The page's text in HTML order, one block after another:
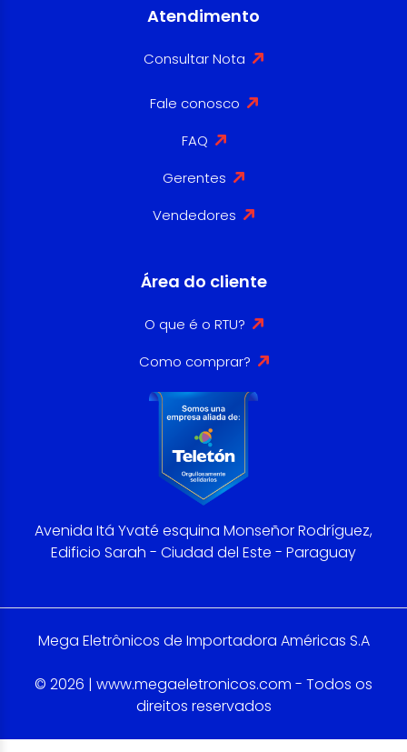
Atendimento
Consultar Nota
Fale conosco
FAQ
Gerentes
Vendedores
Área do cliente
O que é o RTU?
Como comprar?
Avenida Itá Yvaté esquina Monseñor Rodríguez,
Edificio Sarah - Ciudad del Este - Paraguay
Mega Eletrônicos de Importadora Américas S.A
© 2026 | www.megaeletronicos.com - Todos os
direitos reservados